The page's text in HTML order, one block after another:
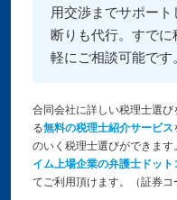
用交渉までサポー
断りも代行。すで
軽にご相談可能です。
合同会社に詳しい税理士選
る無料の税理士紹介サービス
のいく税理士選びができます
イム上場企業の弁護士ドッ
てご利用頂けます。（証券コ